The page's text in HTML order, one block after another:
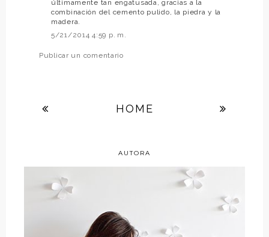
últimamente tan engatusada, gracias a la
combinación del cemento pulido, la piedra y la
madera.
5/21/2014 4:59 p. m.
Publicar un comentario
HOME
AUTORA